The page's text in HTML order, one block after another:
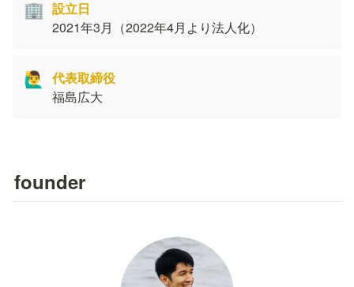
🏢
2021年3月（2022年4月より法人化）
🙋‍♂️
福島広大
founder